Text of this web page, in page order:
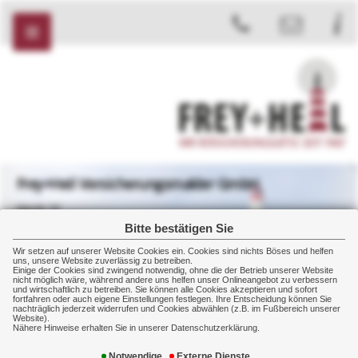
Bitte bestätigen Sie
Wir setzen auf unserer Website Cookies ein. Cookies sind nichts Böses und helfen
uns, unsere Website zuverlässig zu betreiben.
Einige der Cookies sind zwingend notwendig, ohne die der Betrieb unserer Website
nicht möglich wäre, während andere uns helfen unser Onlineangebot zu verbessern
und wirtschaftlich zu betreiben. Sie können alle Cookies akzeptieren und sofort
fortfahren oder auch eigene Einstellungen festlegen. Ihre Entscheidung können Sie
nachträglich jederzeit widerrufen und Cookies abwählen (z.B. im Fußbereich unserer
Website).
Nähere Hinweise erhalten Sie in unserer Datenschutzerklärung.
Frey+Heil Versicherungsmakler GmbH
Markt 32
+49 3761 2007
+49 3761 2008
Themen